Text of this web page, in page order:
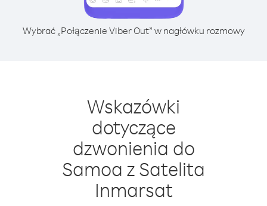
Wybrać „Połączenie Viber Out” w nagłówku rozmowy
Wskazówki
dotyczące
dzwonienia do
Samoa z Satelita
Inmarsat